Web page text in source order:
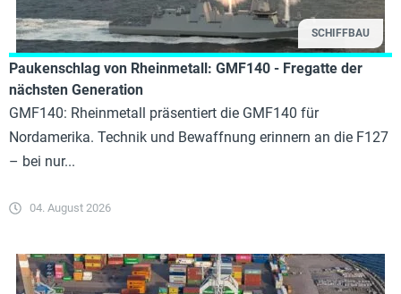
SCHIFFBAU
Paukenschlag von Rheinmetall: GMF140 - Fregatte der
nächsten Generation
GMF140: Rheinmetall präsentiert die GMF140 für
Nordamerika. Technik und Bewaffnung erinnern an die F127
– bei nur...
04. August 2026